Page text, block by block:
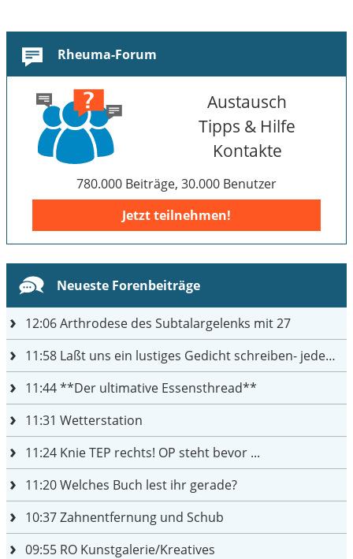
Rheuma-Forum
Austausch
Tipps & Hilfe
Kontakte
780.000 Beiträge, 30.000 Benutzer
Jetzt teilnehmen!
Neueste Forenbeiträge
12:06Arthrodese des Subtalargelenks mit 27
11:58 Laßt uns ein lustiges Gedicht schreiben- jeder einen Satz
11:44**Der ultimative Essensthread**
11:31 Wetterstation
11:24 Knie TEP rechts! OP steht bevor ...
11:20Welches Buch lest ihr gerade?
10:37Zahnentfernung und Schub
09:55 RO Kunstgalerie/Kreatives